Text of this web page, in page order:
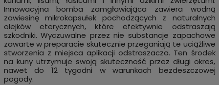
Innowacyjna bomba zamgławiająca zawiera wodną
zawiesinę mikrokapsułek pochodzących z naturalnych
olejków eterycznych, które efektywnie odstraszają
szkodniki. Wyczuwalne przez nie substancje zapachowe
zawarte w preparacie skutecznie przeganiają te uciążliwe
stworzenia z miejsca aplikacji odstraszacza. Ten środek
na kuny utrzymuje swoją skuteczność przez długi okres,
nawet do 12 tygodni w warunkach bezdeszczowej
pogody.